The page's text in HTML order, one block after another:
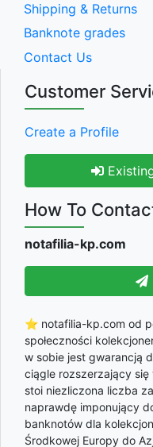
Shipping & Returns
Banknote grades
Contact Us
Customer
Create a Profile
How To
notafilia-kp.com
⭐ notafilia-kp.com od
społeczności
w sobie jest gwarancją
ciągle rozszerzający
stoi niezliczona liczba
naprawdę imponujący
banknotów dla
Środkowej Europy do